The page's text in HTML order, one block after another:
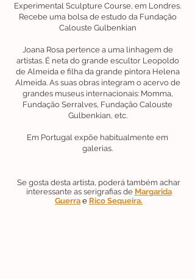
Experimental Sculpture Course, em Londres.
Recebe uma bolsa de estudo da Fundação
Calouste Gulbenkian
Joana Rosa pertence a uma linhagem de
artistas. É neta do grande escultor Leopoldo
de Almeida e filha da grande pintora Helena
Almeida. As suas obras integram o acervo de
grandes museus internacionais: Momma,
Fundação Serralves, Fundação Calouste
Gulbenkian, etc.
Em Portugal expõe habitualmente em
galerias.
Se gosta desta artista, poderá também achar
interessante as serigrafias de Margarida
Guerra e Rico Sequeira.